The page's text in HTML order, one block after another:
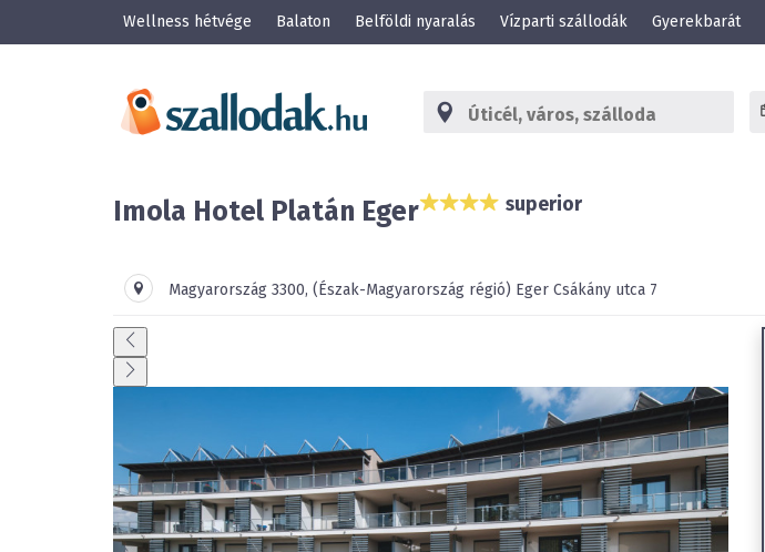
Wellness hétvége Balaton Belföldi nyaralás Vízparti szállodák Gyerekbarát
Imola Hotel Platán Eger superior
Magyarország 3300, (Észak-Magyarország régió) Eger Csákány utca 7